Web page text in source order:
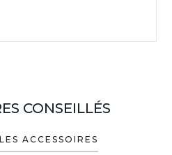
CONSEILLÉS
ACCESSOIRES